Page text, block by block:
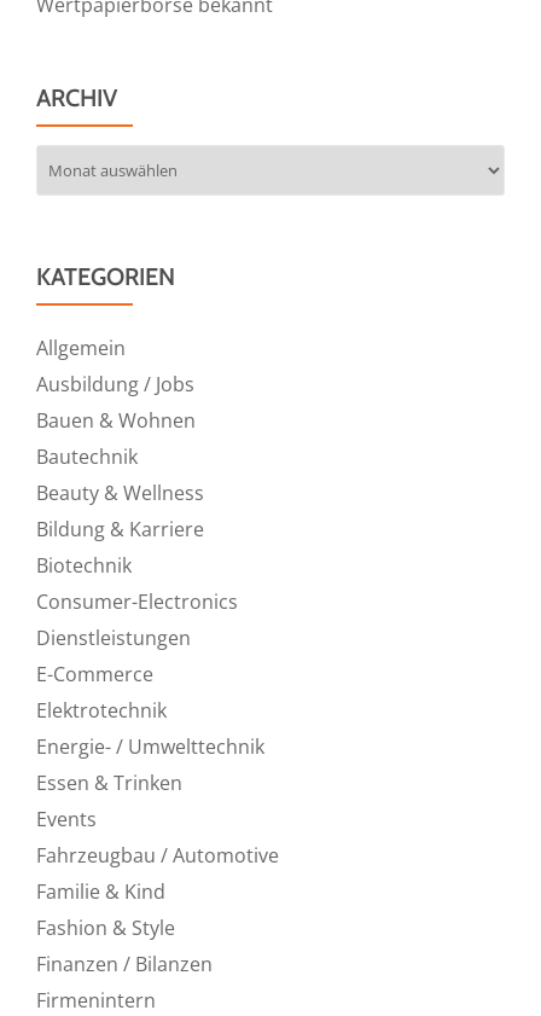
ARCHIV
KATEGORIEN
Allgemein
Ausbildung / Jobs
Bauen & Wohnen
Bautechnik
Beauty & Wellness
Bildung & Karriere
Biotechnik
Consumer-Electronics
Dienstleistungen
E-Commerce
Elektrotechnik
Energie- / Umwelttechnik
Essen & Trinken
Events
Fahrzeugbau / Automotive
Familie & Kind
Fashion & Style
Finanzen / Bilanzen
Firmenintern